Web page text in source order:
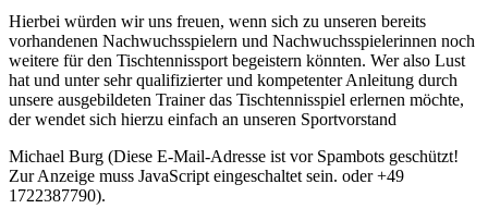
Hierbei würden wir uns freuen, wenn sich zu unseren bereits
vorhandenen Nachwuchsspielern und Nachwuchsspielerinnen noch
weitere für den Tischtennissport begeistern könnten. Wer also Lust
hat und unter sehr qualifizierter und kompetenter Anleitung durch
unsere ausgebildeten Trainer das Tischtennisspiel erlernen möchte,
der wendet sich hierzu einfach an unseren Sportvorstand
Michael Burg (Diese E-Mail-Adresse ist vor Spambots geschützt!
Zur Anzeige muss JavaScript eingeschaltet sein. oder +49
1722387790).